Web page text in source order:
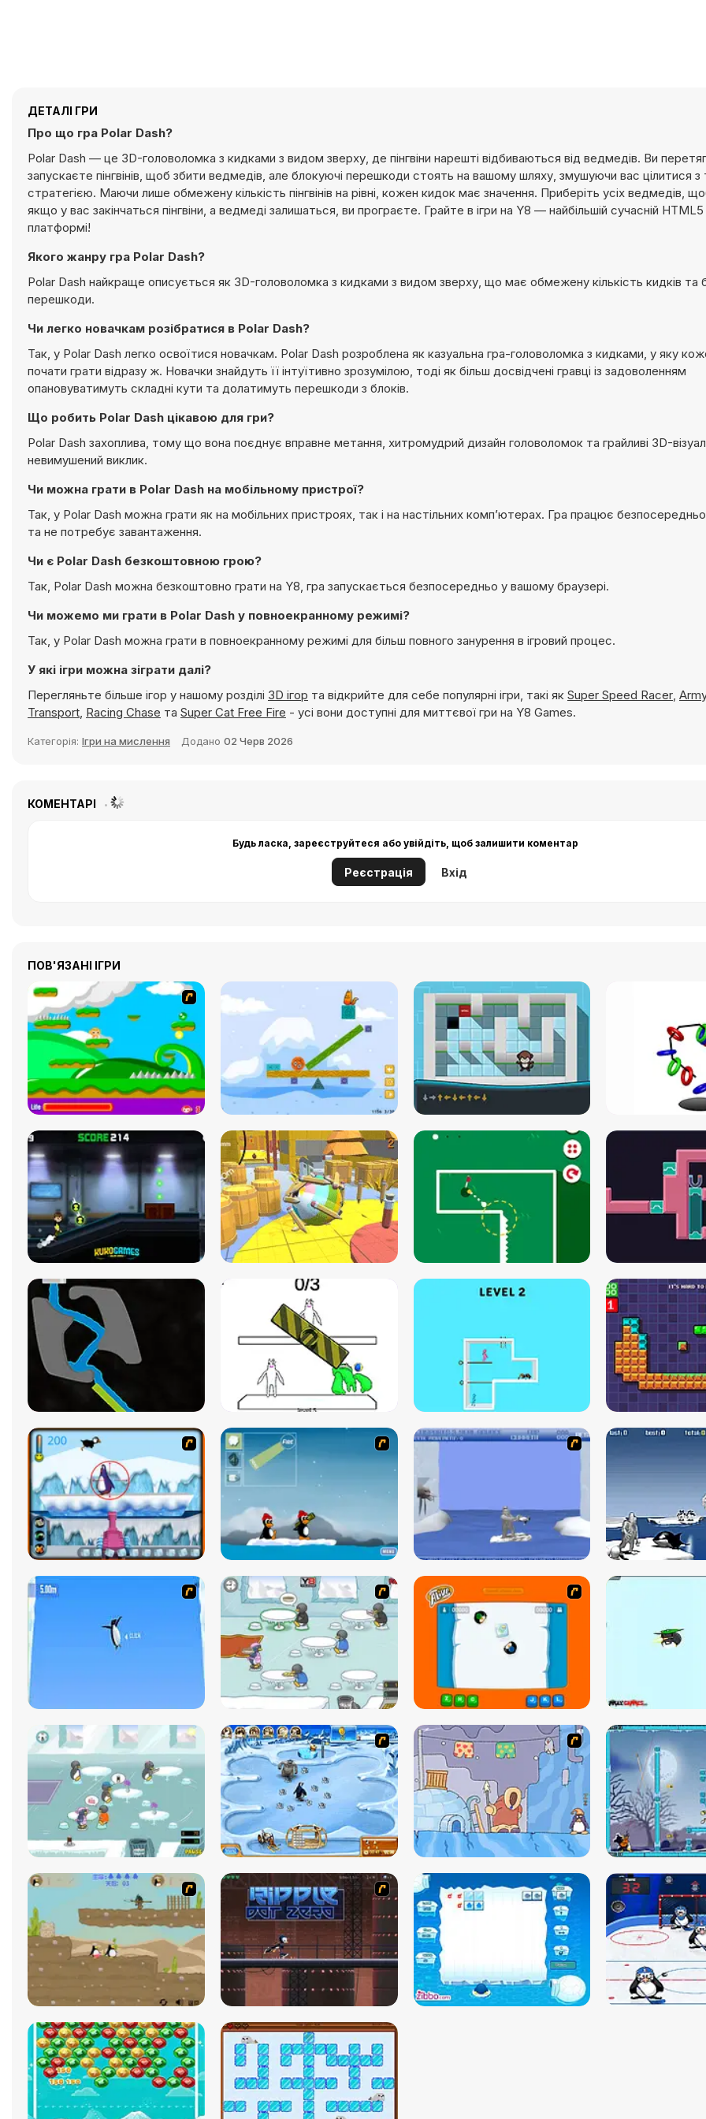
ДЕТАЛІ ГРИ
Про що гра Polar Dash?
Polar Dash — це 3D-головоломка з кидками з видом зверху, де пінгвіни нарешті відбиваються від ведмедів. Ви
запускаєте пінгвінів, щоб збити ведмедів, але блокуючі перешкоди стоять на вашому шляху, змушуючи вас цілитися з
стратегією. Маючи лише обмежену кількість пінгвінів на рівні, кожен кидок має значення. Приберіть усіх ведмедів,
якщо у вас закінчаться пінгвіни, а ведмеді залишаться, ви програєте. Грайте в ігри на Y8 — найбільшій сучасній HTML5
платформі!
Якого жанру гра Polar Dash?
Polar Dash найкраще описується як 3D-головоломка з кидками з видом зверху, що має обмежену кількість кидків та
перешкоди.
Чи легко новачкам розібратися в Polar Dash?
Так, у Polar Dash легко освоїтися новачкам. Polar Dash розроблена як казуальна гра-головоломка з кидками, у яку
почати грати відразу ж. Новачки знайдуть її інтуїтивно зрозумілою, тоді як більш досвідчені гравці із задоволенням
опановуватимуть складні кути та долатимуть перешкоди з блоків.
Що робить Polar Dash цікавою для гри?
Polar Dash захоплива, тому що вона поєднує вправне метання, хитромудрий дизайн головоломок та грайливі 3D-
невимушений виклик.
Чи можна грати в Polar Dash на мобільному пристрої?
Так, у Polar Dash можна грати як на мобільних пристроях, так і на настільних комп’ютерах. Гра працює
та не потребує завантаження.
Чи є Polar Dash безкоштовною грою?
Так, Polar Dash можна безкоштовно грати на Y8, гра запускається безпосередньо у вашому браузері.
Чи можемо ми грати в Polar Dash у повноекранному режимі?
Так, у Polar Dash можна грати в повноекранному режимі для більш повного занурення в ігровий процес.
У які ігри можна зіграти далі?
Перегляньте більше ігор у нашому розділі 3D ігор та відкрийте для себе популярні ігри, такі як Super Speed Racer,
Transport, Racing Chase та Super Cat Free Fire - усі вони доступні для миттєвої гри на Y8 Games.
Категорія: Ігри на мислення Додано 02 Черв 2026
КОМЕНТАРІ
Будь ласка, зареєструйтеся або увійдіть, щоб залишити коментар
Реєстрація Вхід
ПОВ'ЯЗАНІ ІГРИ